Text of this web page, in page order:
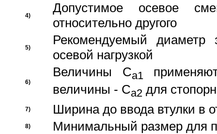
4)
Допустимое осевое
относительно другого
5)
Рекомендуемый диаметр
осевой нагрузкой
6)
Величины Ca1
величины - Ca2 для
7) Ширина до ввода втулки в
8) Минимальный размер для